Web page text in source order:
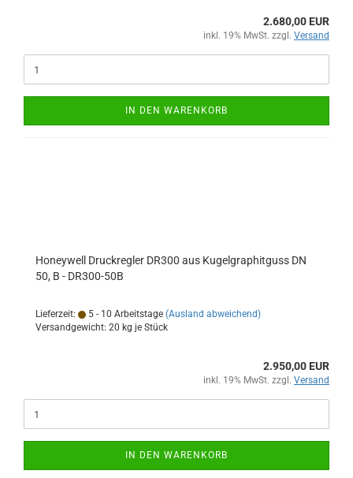
2.680,00 EUR
inkl. 19% MwSt. zzgl. Versand
IN DEN WARENKORB
Honeywell Druckregler DR300 aus Kugelgraphitguss DN
50, B - DR300-50B
Lieferzeit: 5 - 10 Arbeitstage (Ausland abweichend)
Versandgewicht: 20 kg je Stück
2.950,00 EUR
inkl. 19% MwSt. zzgl. Versand
IN DEN WARENKORB